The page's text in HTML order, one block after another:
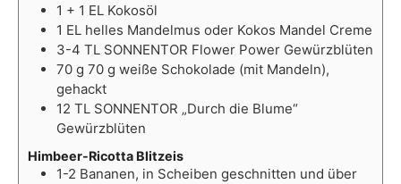
1 + 1 EL Kokosöl
1 EL helles Mandelmus oder Kokos Mandel Creme
3-4 TL SONNENTOR Flower Power Gewürzblüten
70 g 70 g weiße Schokolade (mit Mandeln),
gehackt
12 TL SONNENTOR „Durch die Blume“
Gewürzblüten
Himbeer-Ricotta Blitzeis
1-2 Bananen, in Scheiben geschnitten und über